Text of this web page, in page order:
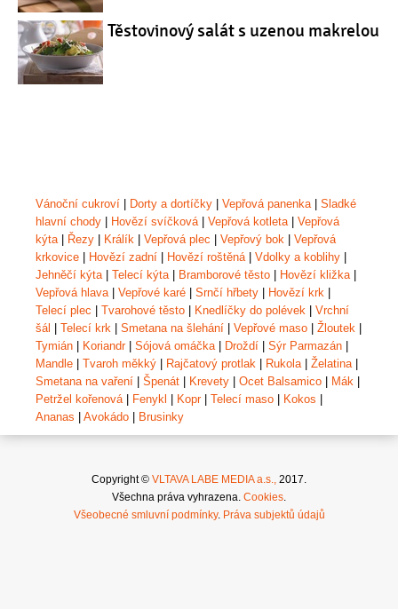
Těstovinový salát s uzenou makrelou
Vánoční cukroví Dorty a dortíčky Vepřová panenka| Sladké
hlavní chody
Hovězí svíčková| Vepřová kotleta| Vepřová
kýta| Řezy Králík Vepřová plec Vepřový bok
Vepřová
krkovice
Hovězí zadní Hovězí roštěná| Vdolky a koblihy
Jehněčí kýta| Telecí kýta| Bramborové těsto Hovězí kližka|
Vepřová hlava| Vepřové karé Srnčí hřbety Hovězí krk
Telecí plec
Tvarohové těsto Knedlíčky do polévek
Vrchní
šál
Telecí krk Smetana na šlehání Vepřové maso Žloutek
Tymián
Koriandr| Sójová omáčka| Droždí Sýr Parmazán
Mandle
Tvaroh měkký Rajčatový protlak Rukola| Želatina|
Smetana na vaření
Špenát Krevety Ocet Balsamico Mák
Petržel kořenová| Fenykl Kopr| Telecí maso Kokos
Ananas
Avokádo Brusinky
Copyright © VLTAVA LABE MEDIA a.s., 2017.
Všechna práva vyhrazena. Cookies.
Všeobecné smluvní podmínky. Práva subjektů údajů